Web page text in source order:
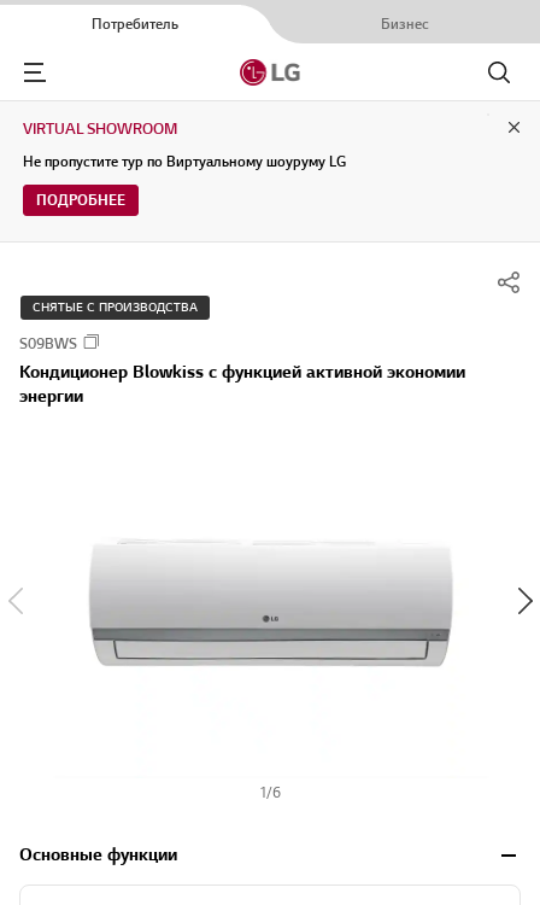
Потребитель Бизнес
Menu
Поиск
VIRTUAL SHOWROOM
Не пропустите тур по Виртуальному шоуруму LG
ПОДРОБНЕЕ
СНЯТЫЕ С ПРОИЗВОДСТВА
S09BWS
Кондиционер Blowkiss с функцией активной экономии
энергии
1/6
Основные функции